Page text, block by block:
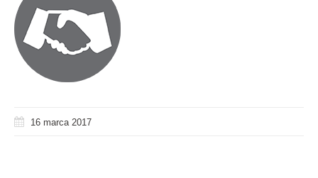
16 marca 2017